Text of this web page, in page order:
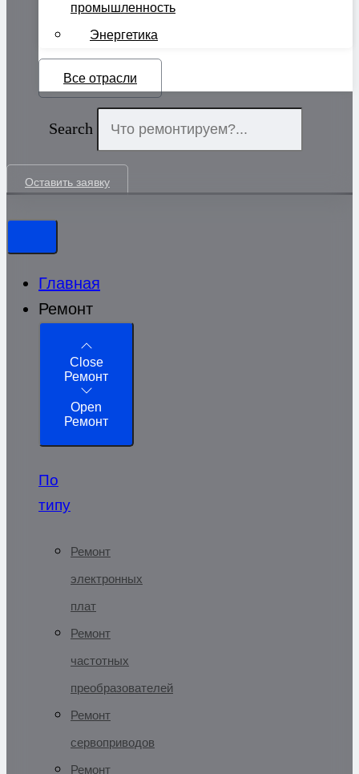
промышленность
Энергетика
Все отрасли
Search
Оставить заявку
Главная
Ремонт
Close
Ремонт
Open
Ремонт
По
типу
Ремонт
электронных
плат
Ремонт
частотных
преобразователей
Ремонт
сервоприводов
Ремонт